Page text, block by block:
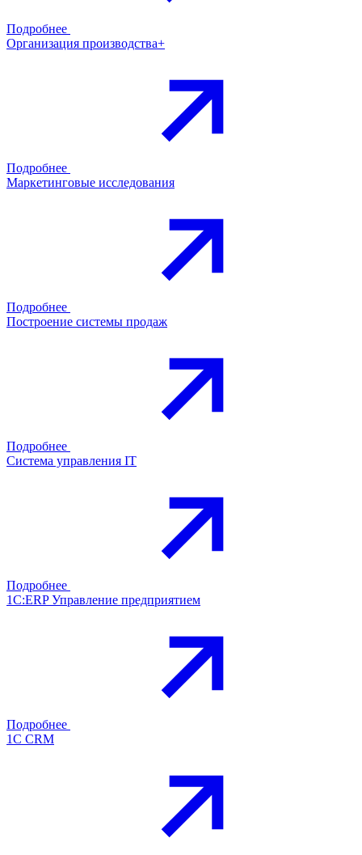
Подробнее
Организация производства+
Подробнее
Маркетинговые исследования
Подробнее
Построение системы продаж
Подробнее
Система управления IT
Подробнее
1С:ERP Управление предприятием
Подробнее
1С CRM